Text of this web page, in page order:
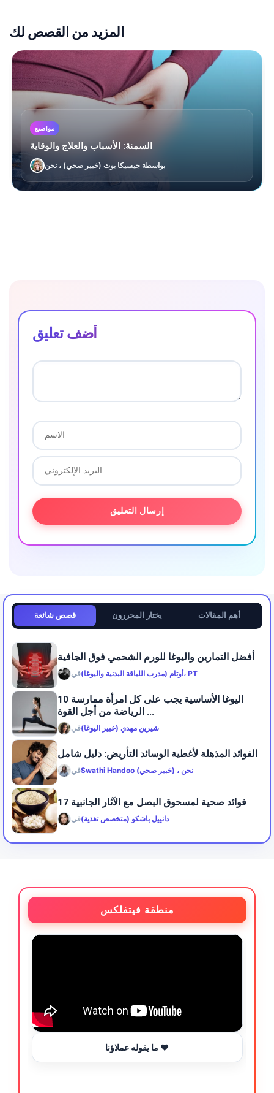
المزيد من القصص لك
مواضيع
السمنة: الأسباب والعلاج والوقاية
بواسطة جيسيكا بوث (خبير صحي) ، نحن
أضف تعليق
قصص شائعة يختار المحررون أهم المقالات
أفضل التمارين واليوغا للورم الشحمي فوق الجافية
في أوتام (مدرب اللياقة البدنية واليوغا)، PT
10 اليوغا الأساسية يجب على كل امرأة ممارسة
الرياضة من أجل القوة ...
فيشيرين مهدي (خبير اليوغا)
الفوائد المذهلة لأغطية الوسائد التأريض: دليل شامل
في Swathi Handoo (خبير صحي) ، نحن
17 فوائد صحية لمسحوق البصل مع الآثار الجانبية
فيدانييل باشكو (متخصص تغذية)
منطقة فيتفلكس
ما يقوله عملاؤنا ❤️